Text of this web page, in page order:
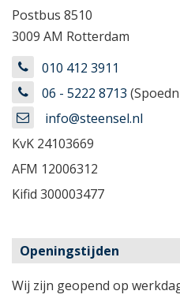
Postbus 8510
3009 AM Rotterdam
010 412 3911
06 - 5222 8713
info@steensel.nl
KvK 24103669
AFM 12006312
Kifid 300003477
Openingstijden
Wij zijn geopend op